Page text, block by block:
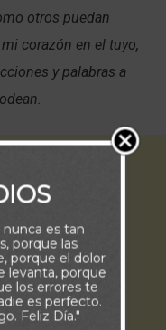
otros puedan
corazón en el tuyo,
y palabras a
nunca es tan
porque las
porque el dolor
levanta, porque
los errores te
es perfecto.
Feliz Día."